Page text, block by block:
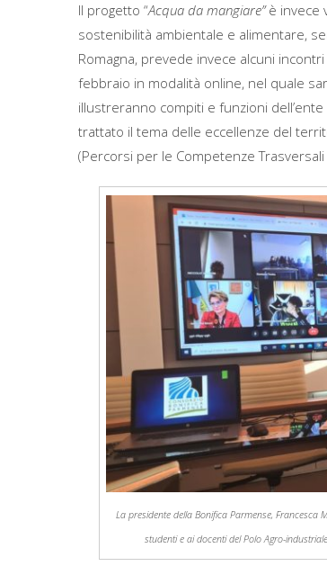
Il progetto “Acqua da mangiare”è invece
sostenibilità ambientale e alimentare,
Romagna, prevede invece alcuni
febbraio in modalità online, nel quale
illustreranno compiti e funzioni
trattato il tema delle eccellenze del
(Percorsi per le Competenze
La presidente della Bonifica Parmense, Francesca
studenti e ai docenti del Polo Agro-